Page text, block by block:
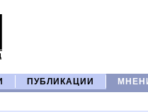
ПУБЛИКАЦИИ